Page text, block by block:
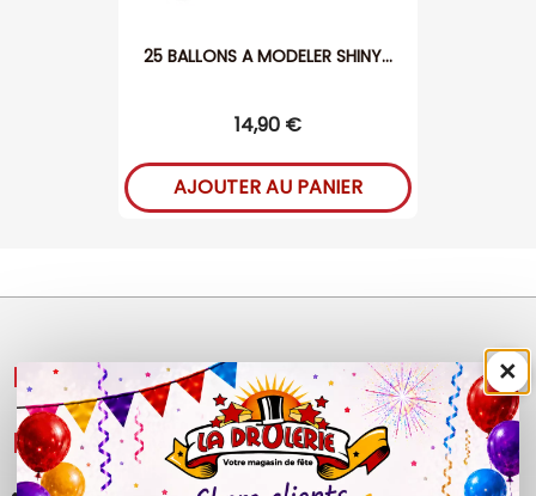
25 BALLONS A MODELER SHINY...
14,90 €
AJOUTER AU PANIER
NOS PRODUITS 
LÉGAL 
×